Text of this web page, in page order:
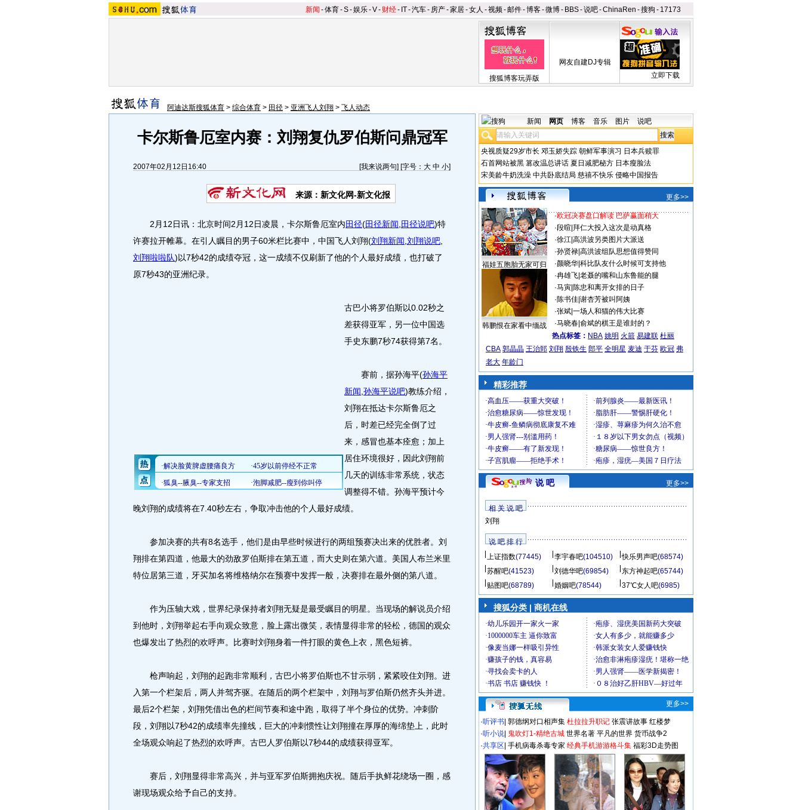
新闻 -体育-S-娱乐-V- 财经- IT-汽车- 房产-家居-女人 -视频-邮件-博客-微博- BBS-说吧-ChinaRen -搜狗 - 17173
搜狐博客玩弄版
网友自建DJ专辑
立即下载
阿迪达斯搜狐体育 > 综合体育 > 田径 > 亚洲飞人刘翔 > 飞人动态
卡尔斯鲁厄室内赛：刘翔复仇罗伯斯问鼎冠军
2007年02月12日16:40 [我来说两句] [字号： 大 中 小]
来源：新文化网-新文化报
2月12日讯：北京时间2月12日凌晨，卡尔斯鲁厄室内田径(田径新闻 田径说吧)特
许赛拉开帷幕。在引人瞩目的男子60米栏比赛中，中国飞人刘翔(刘翔新闻 刘翔说吧
刘翔啦啦队)以7秒42的成绩夺冠，这一成绩不仅刷新了他的个人最好成绩，也打破了
原7秒43的亚洲纪录。
古巴小将罗伯斯以0.02秒之
差获得亚军，另一位中国选
手史东鹏7秒74获得第7名。
赛前，据孙海平(孙海平
新闻 孙海平说吧)教练介绍，
刘翔在抵达卡尔斯鲁厄之
后，时差已经完全倒了过
来，感冒也基本痊愈；加上
居住环境很好，因此刘翔前
几天的训练非常系统，状态
调整得不错。孙海平预计今
晚刘翔的成绩将在7.40秒左右，争取冲击他的个人最好成绩。
参加决赛的共有8名选手，他们是由早些时候进行的两组预赛决出来的优胜者。刘
翔排在第四道，他最大的劲敌罗伯斯排在第五道，而大史则在第六道。美国人布兰米里
特位居第三道，牙买加名将维格纳尔在预赛中发挥一般，决赛排在最外侧的第八道。
作为压轴大戏，世界纪录保持者刘翔无疑是最受瞩目的明星。当现场的解说员介绍
到他时，刘翔举起右手向观众致意，脸上露出微笑，表情显得非常的轻松，德国的观众
也爆发出了热烈的欢呼声。比赛时刘翔身着一件打眼的黄色上衣，黑色短裤。
枪声响起，刘翔的起跑非常顺利，古巴小将罗伯斯也不甘示弱，紧紧咬住刘翔。进
入第一个栏架后，两人并驾齐驱。在随后的两个栏架中，刘翔与罗伯斯仍然齐头并进。
最后2个栏架，刘翔凭借出色的栏间节奏和途中跑，取得了半个身位的优势。冲刺阶
段，刘翔以7秒42的成绩率先撞线，巨大的冲刺惯性让刘翔撞在厚厚的海绵垫上，此时
全场观众响起了热烈的欢呼声。古巴人罗伯斯以7秒44的成绩获得亚军。
赛后，刘翔显得非常高兴，并与亚军罗伯斯拥抱庆祝。随后手执鲜花绕场一圈，感
谢现场观众给予自己的支持。
新闻 网页 博客 音乐 图片 说吧
央视质疑29岁市长 邓玉娇失踪 朝鲜军事演习 日本兵赎罪
石首网站被黑 篡改温总讲话 夏日减肥秘方 日本瘦脸法
宋美龄牛奶洗澡 中共卧底结局 慈禧不快乐 侵略中国报告
更多>>
福娃五胞胎无家可归
韩鹏恨在家看中缅战
·欧冠决赛盘口解读 巴萨赢面稍大
·段暄 拜仁大投入这次是动真格
·徐江| 高洪波另类图片大派送
·孙贤禄| 高洪波组队思想值得赞同
·颜晓华| 科比队友什么时候可支持他
·冉雄飞| 老聂的嘴和山东鲁能的腿
·马寅| 陈忠和离开女排的日子
·陈书佳| 谢杏芳被叫阿姨
·张斌| 一场人和猫的伟大比赛
·马晓春| 俞斌的棋王是谁封的？
热点标签： NBA 姚明 火箭 易建联 杜丽
CBA 郭晶晶 王治郅 刘翔 殷铁生 郎平 全明星 麦迪 于芬 欧冠 弗
老大 年龄门
精彩推荐
说 吧 更多>>
相 关 说 吧
刘翔
说 吧 排 行
上证指数(77445) 李宇春吧(104510) 快乐男声吧(68574)
苏醒吧(41523) 刘德华吧(69854) 东方神起吧(65744)
贴图吧(68789) 婚姻吧(78544) 37℃女人吧(6985)
搜狐分类 | 商机在线
更多>>
·听评书 郭德纲对口相声集 杜拉拉升职记 张震讲故事 红楼梦
·听小说 鬼吹灯1-精绝古城 世界名著 平凡的世界 货币战争2
·共享区 手机病毒杀毒专家 经典手机游游格斗集 福彩3D走势图